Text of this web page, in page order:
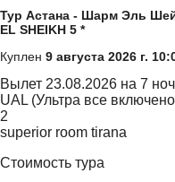
Тур Астана - Шарм Эль
EL SHEIKH 5 *
Куплен 9 августа 2026 г.
Вылет 23.08.2026 на 7
UAL (Ультра все
2
superior room tirana
Стоимость тура